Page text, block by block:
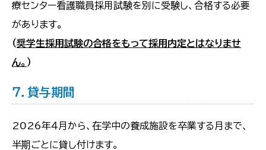
療センター看護職員採用試験を別に受験し、合格する必要
があります。
（奨学生採用試験の合格をもって採用内定とはなりませ
ん。 ）
７．貸与期間
2026年４月から、在学中の養成施設を卒業する月まで、
半期ごとに貸し付けます。